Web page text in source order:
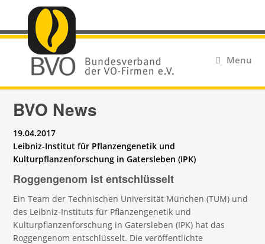
Menu
BVO News
19.04.2017
Leibniz-Institut für Pflanzengenetik und
Kulturpflanzenforschung in Gatersleben (IPK)
Roggengenom ist entschlüsselt
Ein Team der Technischen Universität München (TUM) und
des Leibniz-Instituts für Pflanzengenetik und
Kulturpflanzenforschung in Gatersleben (IPK) hat das
Roggengenom entschlüsselt. Die veröffentlichte